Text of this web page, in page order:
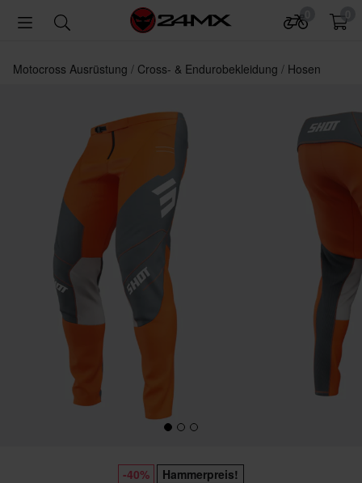
Motocross Ausrüstung Cross- & Endurobekleidung Hosen
-40% Hammerpreis!